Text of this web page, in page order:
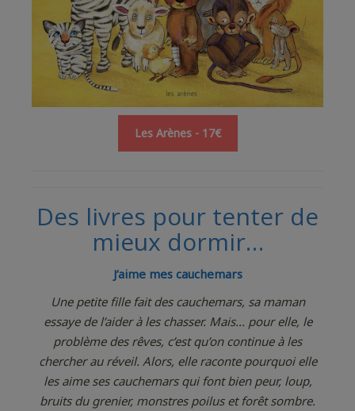
Les Arènes - 17€
Des livres pour tenter de
mieux dormir…
J’aime mes cauchemars
Une petite fille fait des cauchemars, sa maman
essaye de l’aider à les chasser. Mais… pour elle, le
problème des rêves, c’est qu’on continue à les
chercher au réveil. Alors, elle raconte pourquoi elle
les aime ses cauchemars qui font bien peur, loup,
bruits du grenier, monstres poilus et forêt sombre.